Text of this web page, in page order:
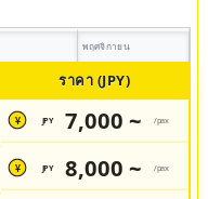
พฤศจิกายน
ราคา (JPY)
¥ JPY 7,000 ~ /pax
¥ JPY 8,000 ~ /pax